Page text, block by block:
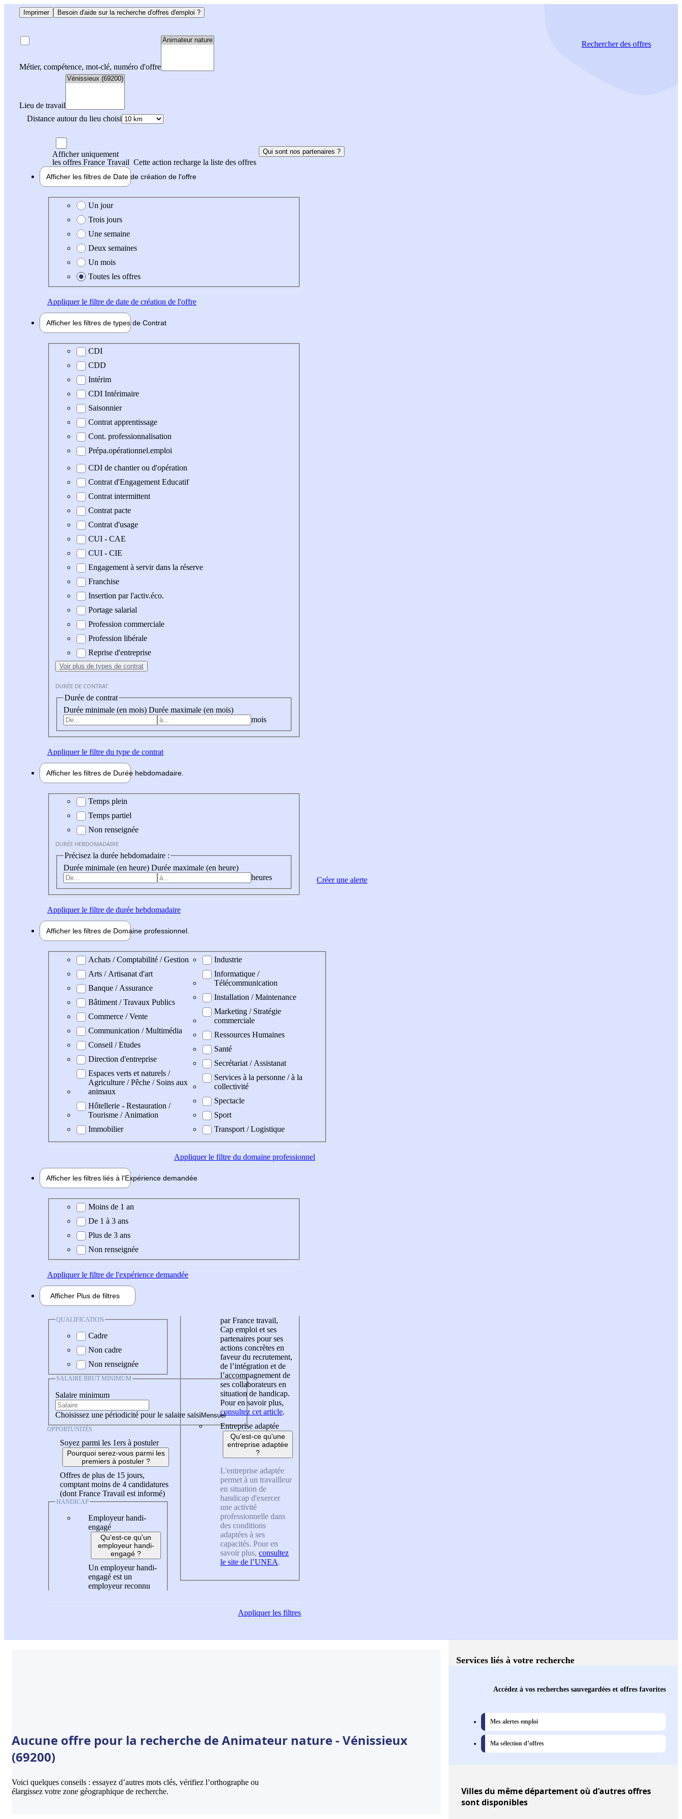
Imprimer Besoin d'aide sur la recherche d'offres d'emploi ?
Métier, compétence, mot-clé, numéro d'offre
Lieu de travail
Distance autour du lieu choisi
Rechercherdes offres
Afficher uniquement
les offres France Travail Cette action recharge la liste des offres
Qui sont nos partenaires ?
Afficher les filtres de Date de création de l'offre
Date de création de l'offre
Un jour
Trois jours
Une semaine
Deux semaines
Un mois
Toutes les offres
Appliquerle filtre de date de création de l'offre
Afficher les filtres de types de Contrat
Type de contrat
CDI
CDD
Intérim
CDI Intérimaire
Saisonnier
Contrat apprentissage
Cont. professionnalisation
Prépa.opérationnel.emploi
CDI de chantier ou d'opération
Contrat d'Engagement Educatif
Contrat intermittent
Contrat pacte
Contrat d'usage
CUI - CAE
CUI - CIE
Engagement à servir dans la réserve
Franchise
Insertion par l'activ.éco.
Portage salarial
Profession commerciale
Profession libérale
Reprise d'entreprise
Voir plus de types de contrat
DURÉE DE CONTRAT
Durée de contrat
Durée minimale (en mois) Durée maximale (en mois)
mois
Appliquerle filtre du type de contrat
Afficher les filtres de Durée hebdomadaire
Durée hebdomadaire
Temps plein
Temps partiel
Non renseignée
DURÉE HEBDOMADAIRE
Précisez la durée hebdomadaire :
Durée minimale (en heure) Durée maximale (en heure)
heures
Appliquerle filtre de durée hebdomadaire
Afficher les filtres de Domaine professionnel
Domaine professionel
Achats / Comptabilité / Gestion
Arts / Artisanat d'art
Banque / Assurance
Bâtiment / Travaux Publics
Commerce / Vente
Communication / Multimédia
Conseil / Etudes
Direction d'entreprise
Espaces verts et naturels /
Agriculture / Pêche / Soins aux
animaux
Hôtellerie - Restauration /
Tourisme / Animation
Immobilier
Industrie
Informatique /
Télécommunication
Installation / Maintenance
Marketing / Stratégie
commerciale
Ressources Humaines
Santé
Secrétariat / Assistanat
Services à la personne / à la
collectivité
Spectacle
Sport
Transport / Logistique
Appliquerle filtre du domaine professionnel
Afficher les filtres liés à l'Expérience demandée
Expérience demandée
Moins de 1 an
De 1 à 3 ans
Plus de 3 ans
Non renseignée
Appliquerle filtre de l'expérience demandée
Afficher Plus de filtres
QUALIFICATION
Cadre
Non cadre
Non renseignée
SALAIRE BRUT MINIMUM
Salaire minimum
Choisissez une périodicité pour le salaire saisi
OPPORTUNITÉS
Soyez parmi les 1ers à postuler
Pourquoi serez-vous parmi les
premiers à postuler ?
Offres de plus de 15 jours,
comptant moins de 4 candidatures
(dont France Travail est informé)
HANDICAP
Employeur handi-
engagé
Qu'est-ce qu'un
employeur handi-
engagé ?
Un employeur handi-
engagé est un
employeur reconnu
par France travail,
Cap emploi et ses
partenaires pour ses
actions concrètes en
faveur du recrutement,
de l’intégration et de
l’accompagnement de
ses collaborateurs en
situation de handicap.
Pour en savoir plus,
consultez cet article.
Entreprise adaptée
Qu'est-ce qu'une
entreprise adaptée
?
L'entreprise adaptée
permet à un travailleur
en situation de
handicap d'exercer
une activité
professionnelle dans
des conditions
adaptées à ses
capacités. Pour en
savoir plus, consultez
le site de l’UNEA.
Appliquerles filtres
Créer une alerte
Aucune offre pour la recherche de Animateur nature - Vénissieux
(69200)
Voici quelques conseils : essayez d’autres mots clés, vérifiez l’orthographe ou
élargissez votre zone géographique de recherche.
Services liés à votre recherche
Accédez à vos recherches sauvegardées et offres favorites
Mes alertes emploi
Ma sélection d’offres
Villesdu même département où d'autres offres
sont disponibles